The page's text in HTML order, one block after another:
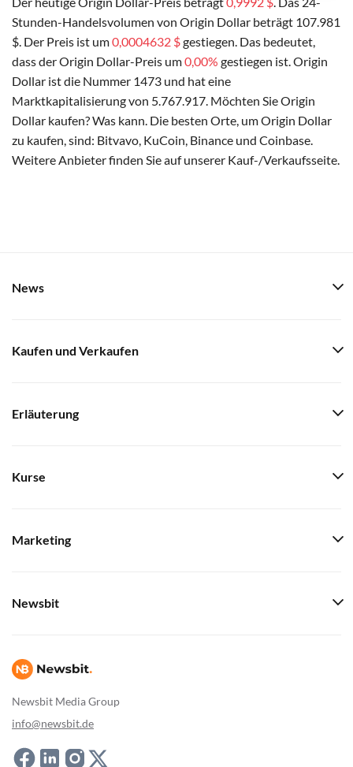
Stunden-Handelsvolumen von Origin Dollar beträgt 107.981
$. Der Preis ist um0,0004632 $gestiegen. Das bedeutet,
dass der Origin Dollar-Preis um0,00% gestiegen ist. Origin
Dollar ist die Nummer 1473 und hat eine
Marktkapitalisierung von 5.767.917. Möchten Sie Origin
Dollar kaufen? Was kann. Die besten Orte, um Origin Dollar
zu kaufen, sind: Bitvavo, KuCoin, Binance und Coinbase.
Weitere Anbieter finden Sie auf unserer Kauf-/Verkaufsseite.
Newsbit Media Group
info@newsbit.de
News
Kaufen und Verkaufen
Erläuterung
Kurse
Marketing
Newsbit